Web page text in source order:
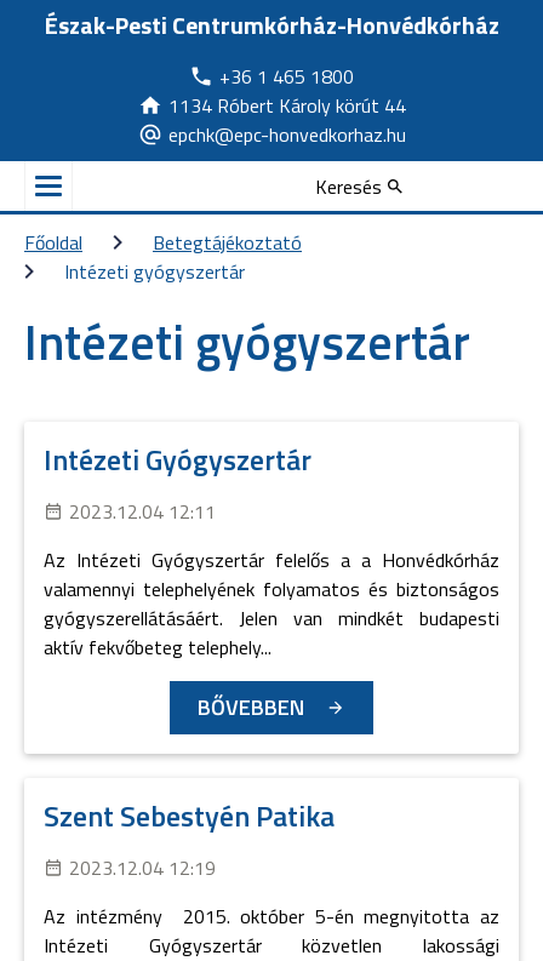
Észak-Pesti Centrumkórház-Honvédkórház
+36 1 465 1800
1134 Róbert Károly körút 44
epchk@epc-honvedkorhaz.hu
Keresés
Főoldal
Betegtájékoztató
Intézeti gyógyszertár
Intézeti gyógyszertár
Intézeti Gyógyszertár
2023.12.04 12:11
Az Intézeti Gyógyszertár felelős a a Honvédkórház
valamennyi telephelyének folyamatos és biztonságos
gyógyszerellátásáért. Jelen van mindkét budapesti
aktív fekvőbeteg telephely...
BŐVEBBEN
Szent Sebestyén Patika
2023.12.04 12:19
Az intézmény 2015. október 5-én megnyitotta az
Intézeti Gyógyszertár közvetlen lakossági